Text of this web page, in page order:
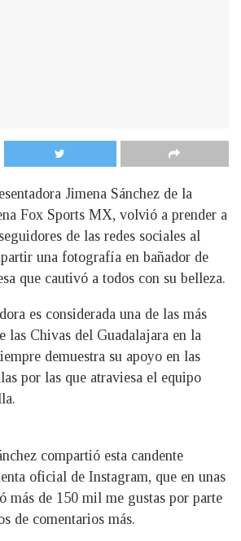
Jimena Sánchez de la
Fox Sports MX, volvió a prender a
de las redes sociales al
una fotografía en bañador de
que cautivó a todos con su belleza.
es considerada una de las más
las Chivas del Guadalajara en la
demuestra su apoyo en las
por las que atraviesa el equipo
compartió esta candente
oficial de Instagram, que en unas
más de 150 mil me gustas por parte
de comentarios más.